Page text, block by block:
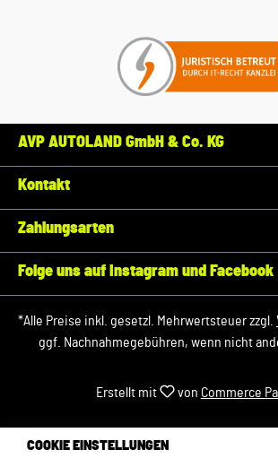
AVP AUTOLAND GmbH & Co. KG
Kontakt
Zahlungsarten
Folge uns auf Instagram und Facebook
*Alle Preise inkl. gesetzl. Mehrwertsteuer zzgl.
ggf. Nachnahmegebühren, wenn nicht
Erstellt mit von Commerce
COOKIE EINSTELLUNGEN